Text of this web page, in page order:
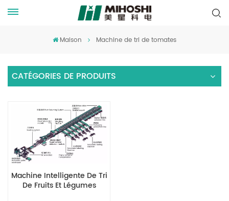
Maison Machine de tri de tomates
CATÉGORIES DE PRODUITS
Machine Intelligente De Tri
De Fruits Et Légumes